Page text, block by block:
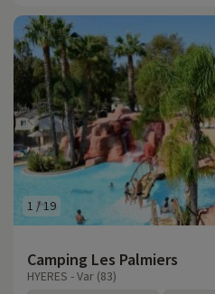
1 /19
Camping Les Palmiers
HYERES - Var (83)